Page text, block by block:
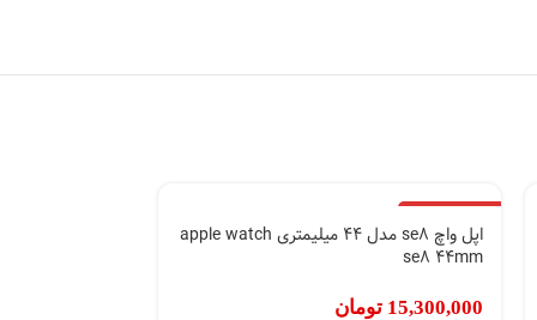
اپل واچ se8 مدل 44 میلیمتری apple watch
se8 44mm
15,300,000 تومان